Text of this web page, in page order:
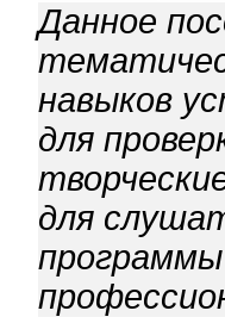
Данное
навыков
для
для